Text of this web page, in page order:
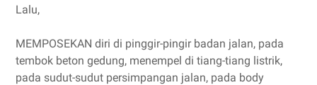
Lalu,
MEMPOSEKAN diri di pinggir-pingir badan jalan, pada
tembok beton gedung, menempel di tiang-tiang listrik,
pada sudut-sudut persimpangan jalan, pada body